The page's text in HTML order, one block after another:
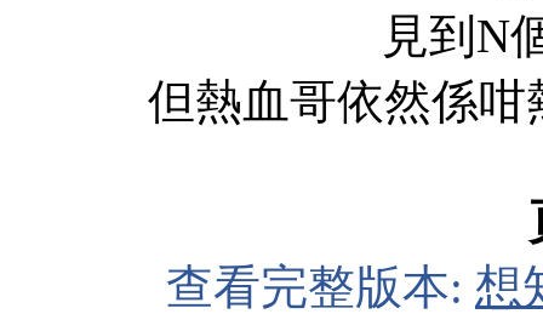
見到N
但熱血哥依然係咁
查看完整版本: 想